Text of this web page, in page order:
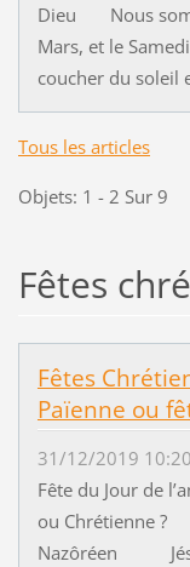
Dieu Nous
Mars, et le
coucher du soleil
Tous les articles
Objets: 1 - 2 Sur 9
Fêtes
Fêtes
Païenne ou
31/12/2019 10:20
Fête du Jour de
ou Chrétienne ?
Nazôréen